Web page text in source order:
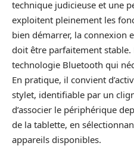
technique judicieuse et une
exploitent pleinement les
bien démarrer, la connexion
doit être parfaitement stable.
technologie Bluetooth qui
En pratique, il convient
stylet, identifiable par un
d’associer le périphérique
de la tablette, en
appareils disponibles.